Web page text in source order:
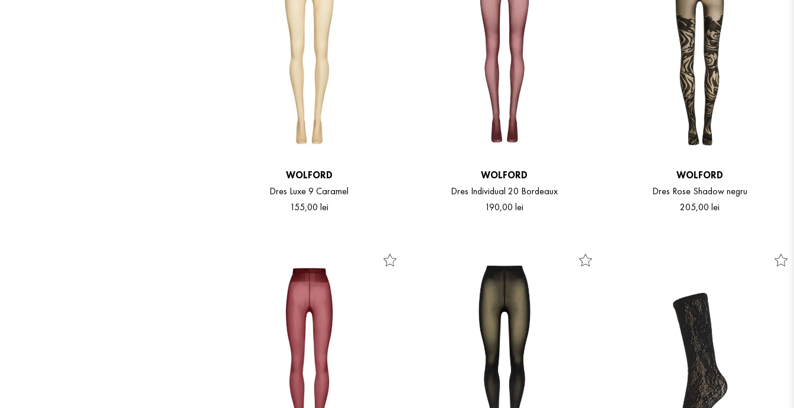
WOLFORD
Dres Luxe 9 Caramel
155,00 lei
WOLFORD
Dres Individual 20 Bordeaux
190,00 lei
WOLFORD
Dres Rose Shadow negru
205,00 lei